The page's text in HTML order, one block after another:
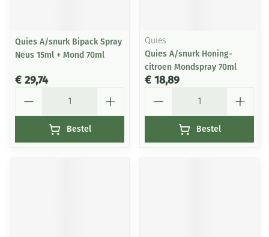
Quies A/snurk Bipack Spray
Neus 15ml + Mond 70ml
€ 29,74
Bestel
Quies
Quies A/snurk Honing-
citroen Mondspray 70ml
€ 18,89
Bestel